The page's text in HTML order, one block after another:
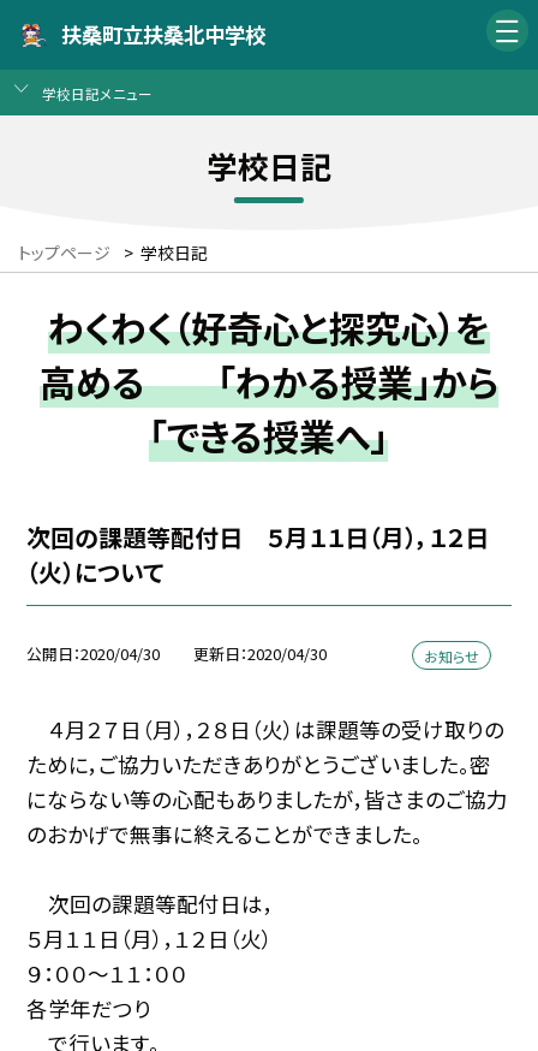
扶桑町立扶桑北中学校
学校日記メニュー
学校日記
トップページ > 学校日記
わくわく（好奇心と探究心）を
高める 「わかる授業」から
「できる授業へ」
次回の課題等配付日 ５月１１日（月），１２日
（火）について
公開日 2020/04/30 更新日 2020/04/30 お知らせ
４月２７日（月），２８日（火）は課題等の受け取りの
ために，ご協力いただきありがとうございました。密
にならない等の心配もありましたが，皆さまのご協力
のおかげで無事に終えることができました。
次回の課題等配付日は，
５月１１日（月），１２日（火）
９：００〜１１：００
各学年だつり
で行います。